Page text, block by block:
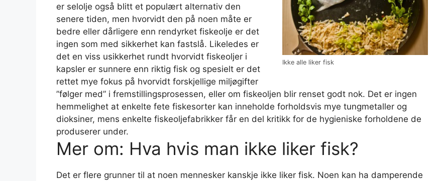
Ikke alle liker fisk
er selolje også blitt et populært alternativ den
senere tiden, men hvorvidt den på noen måte er
bedre eller dårligere enn rendyrket fiskeolje er det
ingen som med sikkerhet kan fastslå. Likeledes er
det en viss usikkerhet rundt hvorvidt fiskeoljer i
kapsler er sunnere enn riktig fisk og spesielt er det
rettet mye fokus på hvorvidt forskjellige miljøgifter
”følger med” i fremstillingsprosessen, eller om fiskeoljen blir renset godt nok. Det er ingen
hemmelighet at enkelte fete fiskesorter kan inneholde forholdsvis mye tungmetaller og
dioksiner, mens enkelte fiskeoljefabrikker får en del kritikk for de hygieniske forholdene de
produserer under.
Mer om: Hva hvis man ikke liker fisk?
Det er flere grunner til at noen mennesker kanskje ikke liker fisk. Noen kan ha damperende